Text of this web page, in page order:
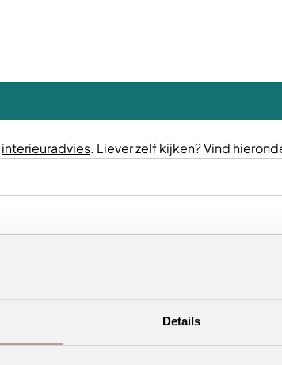
Details
interieuradvies. Liever zelf kijken? Vind